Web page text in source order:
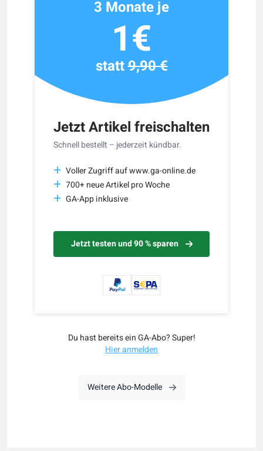
Jetzt Artikel freischalten
Schnell bestellt – jederzeit kündbar.
Voller Zugriff auf www.ga-online.de
700+ neue Artikel pro Woche
GA-App inklusive
Jetzt testen und 90 % sparen
3 Monate je
1€
statt9,90 €
Du hast bereits ein GA-Abo? Super!
Hier anmelden
Weitere Abo-Modelle